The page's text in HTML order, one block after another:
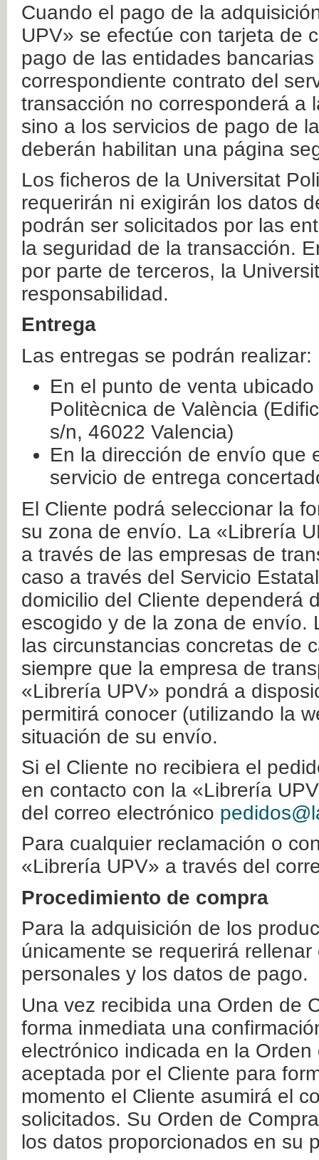
Cuando el pago de la
UPV» se efectúe con tarjeta de
pago de las entidades
correspondiente contrato del
transacción no corresponderá a
sino a los servicios de pago de
deberán habilitan una página
Los ficheros de la Universitat
requerirán ni exigirán los datos
podrán ser solicitados por las
la seguridad de la transacción.
por parte de terceros, la
responsabilidad.
Entrega
Las entregas se podrán realizar:
En el punto de venta
Politècnica de València
s/n, 46022 Valencia)
En la dirección de envío que
servicio de entrega
El Cliente podrá seleccionar la
su zona de envío. La «Librería
a través de las empresas de
caso a través del Servicio
domicilio del Cliente dependerá
escogido y de la zona de envío.
las circunstancias concretas de
siempre que la empresa de
«Librería UPV» pondrá a
permitirá conocer (utilizando la
situación de su envío.
Si el Cliente no recibiera el
en contacto con la «Librería
del correo electrónico
Para cualquier reclamación o
«Librería UPV» a través del
Procedimiento de compra
Para la adquisición de los
únicamente se requerirá
personales y los datos de pago.
Una vez recibida una Orden de
forma inmediata una
electrónico indicada en la
aceptada por el Cliente para
momento el Cliente asumirá el
solicitados. Su Orden de
los datos proporcionados en su